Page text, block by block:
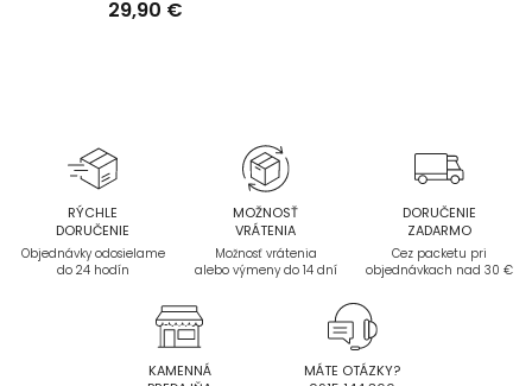
29,90 €
RÝCHLE
DORUČENIE
Objednávky odosielame
do 24 hodín
MOŽNOSŤ
VRÁTENIA
Možnosť vrátenia
alebo výmeny do 14 dní
DORUČENIE
ZADARMO
Cez packetu pri
objednávkach nad 30 €
KAMENNÁ
MÁTE OTÁZKY?